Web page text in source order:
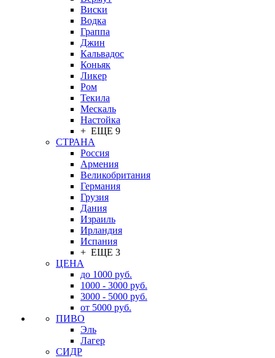
Виски
Водка
Граппа
Джин
Кальвадос
Коньяк
Ликер
Ром
Текила
Мескаль
Настойка
+ ЕЩЕ 9
СТРАНА
Россия
Армения
Великобритания
Германия
Грузия
Дания
Израиль
Ирландия
Испания
+ ЕЩЕ 3
ЦЕНА
до 1000 руб.
1000 - 3000 руб.
3000 - 5000 руб.
от 5000 руб.
ПИВО
Эль
Лагер
СИДР